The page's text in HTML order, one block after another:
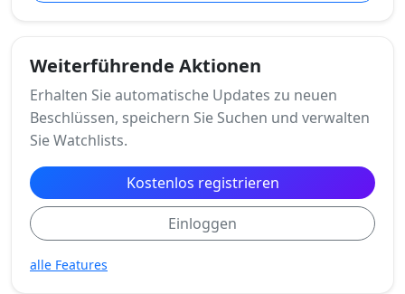
Weiterführende Aktionen
Erhalten Sie automatische Updates zu neuen
Beschlüssen, speichern Sie Suchen und verwalten
Sie Watchlists.
Kostenlos registrieren
Einloggen
alle Features